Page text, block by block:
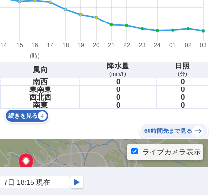
風向 降水量
(mm/h)
日照
(分)
南西 0
0
東南東 0
0
西北西 0
0
南東 0 0
続きを見る
60時間先まで見る